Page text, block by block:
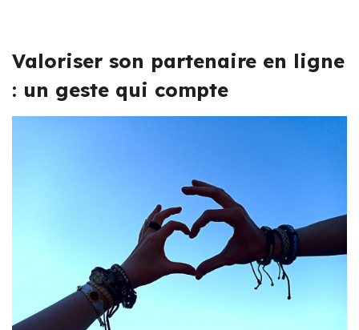
Valoriser son partenaire en ligne
: un geste qui compte